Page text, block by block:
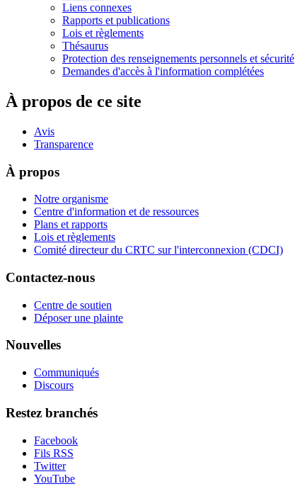
Liens connexes
Rapports et publications
Lois et règlements
Thésaurus
Protection des renseignements personnels et sécurité
Demandes d'accès à l'information complétées
À propos de ce site
Avis
Transparence
À propos
Notre organisme
Centre d'information et de ressources
Plans et rapports
Lois et règlements
Comité directeur du CRTC sur l'interconnexion (CDCI)
Contactez-nous
Centre de soutien
Déposer une plainte
Nouvelles
Communiqués
Discours
Restez branchés
Facebook
Fils RSS
Twitter
YouTube